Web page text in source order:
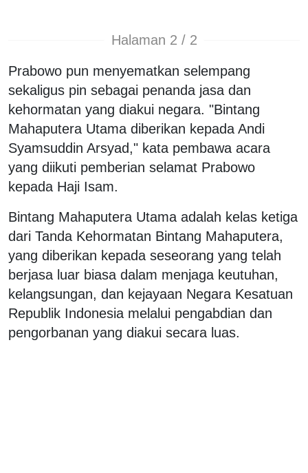
Halaman 2 / 2
Prabowo pun menyematkan selempang
sekaligus pin sebagai penanda jasa dan
kehormatan yang diakui negara. "Bintang
Mahaputera Utama diberikan kepada Andi
Syamsuddin Arsyad," kata pembawa acara
yang diikuti pemberian selamat Prabowo
kepada Haji Isam.
Bintang Mahaputera Utama adalah kelas ketiga
dari Tanda Kehormatan Bintang Mahaputera,
yang diberikan kepada seseorang yang telah
berjasa luar biasa dalam menjaga keutuhan,
kelangsungan, dan kejayaan Negara Kesatuan
Republik Indonesia melalui pengabdian dan
pengorbanan yang diakui secara luas.